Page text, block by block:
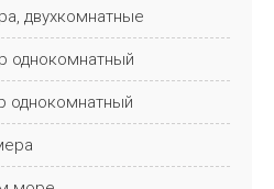
двухкомнатные
однокомнатный
однокомнатный